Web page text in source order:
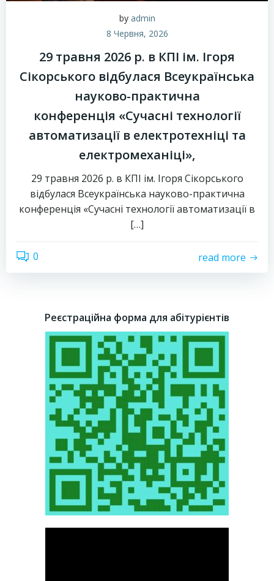
by admin
8 Червня, 2026
29 травня 2026 р. в КПІ ім. Ігоря
Сікорського відбулася Всеукраїнська
науково-практична
конференція «Сучасні технології
автоматизації в електротехніці та
електромеханіці»,
29 травня 2026 р. в КПІ ім. Ігоря Сікорського
відбулася Всеукраїнська науково-практична
конференція «Сучасні технології автоматизації в
[…]
0 read more
Реєстраційна форма для абітурієнтів